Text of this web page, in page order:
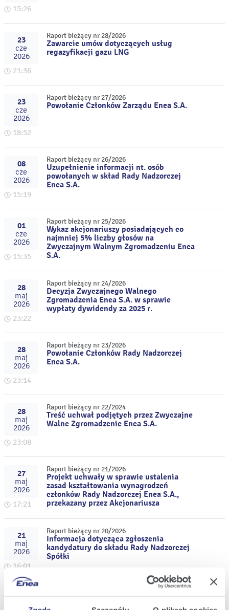
15:26
23
cze
2026
21:36
Raport bieżący nr 28/2026
Zawarcie umów dotyczących usług
regazyfikacji gazu LNG
23
cze
2026
18:52
Raport bieżący nr 27/2026
Powołanie Członków Zarządu Enea S.A.
08
cze
2026
15:19
Raport bieżący nr 26/2026
Uzupełnienie informacji nt. osób
powołanych w skład Rady Nadzorczej
Enea S.A.
01
cze
2026
15:35
Raport bieżący nr 25/2026
Wykaz akcjonariuszy posiadających co
najmniej 5% liczby głosów na
Zwyczajnym Walnym Zgromadzeniu Enea
S.A.
28
maj
2026
23:22
Raport bieżący nr 24/2026
Decyzja Zwyczajnego Walnego
Zgromadzenia Enea S.A. w sprawie
wypłaty dywidendy za 2025 r.
28
maj
2026
23:14
Raport bieżący nr 23/2026
Powołanie Członków Rady Nadzorczej
Enea S.A.
28
maj
2026
23:08
Raport bieżący nr 22/2024
Treść uchwał podjętych przez Zwyczajne
Walne Zgromadzenie Enea S.A.
27
maj
2026
17:21
Raport bieżący nr 21/2026
Projekt uchwały w sprawie ustalenia
zasad kształtowania wynagrodzeń
członków Rady Nadzorczej Enea S.A.,
przekazany przez Akcjonariusza
21
maj
2026
16:01
Raport bieżący nr 20/2026
Informacja dotycząca zgłoszenia
kandydatury do składu Rady Nadzorczej
Spółki
11